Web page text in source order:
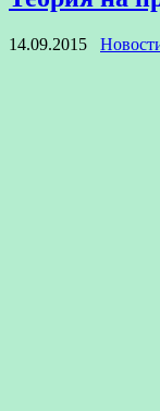
14.09.2015